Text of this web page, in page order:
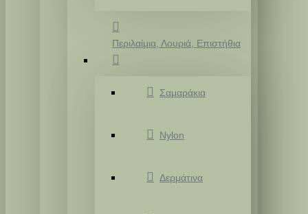
Περιλαίμια, Λουριά, Επιστήθια
Σαμαράκια
Nylon
Δερμάτινα